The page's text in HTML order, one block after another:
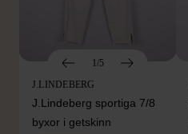
1/5
J.LINDEBERG
J.Lindeberg sportiga 7/8
byxor i getskinn